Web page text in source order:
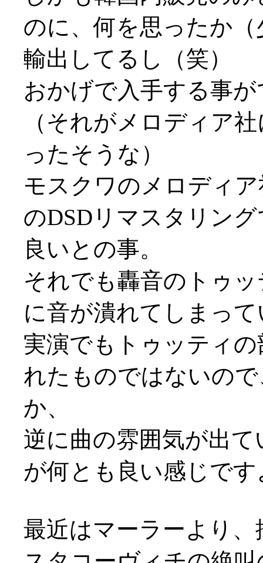
のに、何を思ったか
輸出してるし（笑）
おかげで入手する事
（それがメロディア
ったそうな）
モスクワのメロディ
のDSDリマスタリン
良いとの事。
それでも轟音のトゥ
に音が潰れてしまっ
実演でもトゥッティ
れたものではないの
か、
逆に曲の雰囲気が出
が何とも良い感じです
最近はマーラーより